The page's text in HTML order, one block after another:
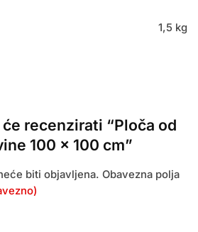
1,5 kg
recenzirati “Ploča od
100 x 100 cm”
biti objavljena. Obavezna polja